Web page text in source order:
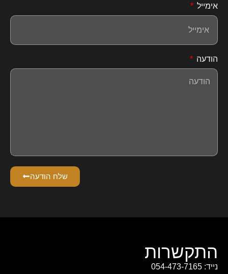
אימייל
הודעה
שלח הודעה
התקשרות
נייד: 054-473-7165